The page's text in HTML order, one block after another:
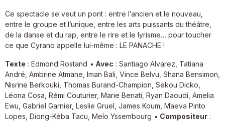
Ce spectacle se veut un pont : entre l’ancien et le nouveau,
entre le groupe et l’unique, entre les arts puissants du théâtre,
de la danse et du rap, entre le rire et le lyrisme… pour toucher
ce que Cyrano appelle lui-même : LE PANACHE !
Texte : Edmond Rostand • Avec : Santiago Alvarez, Tatiana
André, Ambrine Atmane, Iman Bali, Vince Belvu, Shana Bensimon,
Nisrine Berkouki, Thomas Burand-Champion, Sekou Dicko,
Léona Cosa, Rémi Couturier, Marie Benati, Ryan Daoudi, Amelia
Ewu, Gabriel Garnier, Leslie Gruel, James Koum, Maeva Pinto
Lopes, Diong-Kéba Tacu, Melo Yssembourg • Compositeur :